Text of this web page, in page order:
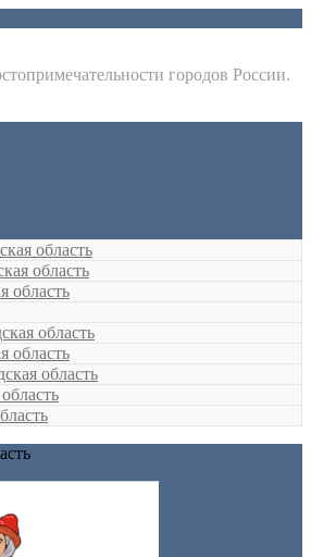
городов России.
область
область
область
область
область
область